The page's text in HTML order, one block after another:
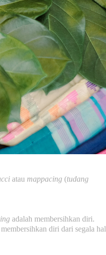
atau mappacing (tudang
adalah membersihkan diri.
diri dari segala hal